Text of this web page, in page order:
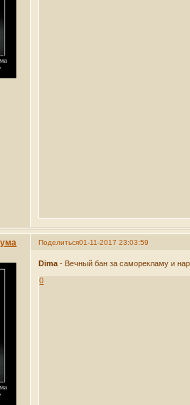
Поделиться01-11-2017 23:03:59
Dima - Вечный бан за саморекламу и
0